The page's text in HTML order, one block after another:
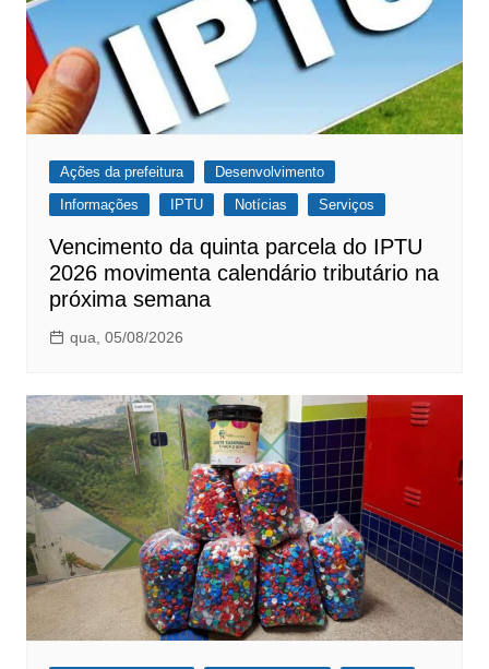
Ações da prefeitura
Desenvolvimento
Informações
IPTU Notícias Serviços
Vencimento da quinta parcela do IPTU
2026 movimenta calendário tributário na
próxima semana
qua, 05/08/2026